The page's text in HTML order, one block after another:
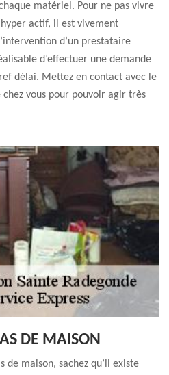
matériel. Pour ne pas vivre
actif, il est vivement
d’un prestataire
d’effectuer une demande
délai. Mettez en contact avec le
vous pour pouvoir agir très
DE MAISON
de maison, sachez qu’il existe